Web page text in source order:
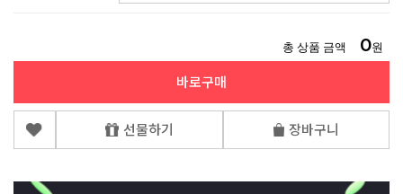
총 상품 금액 0원
바로구매
선물하기 장바구니